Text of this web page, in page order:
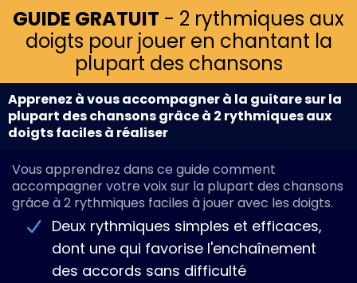
GUIDE GRATUIT - 2 rythmiques aux
doigts pour jouer en chantant la
plupart des chansons
Apprenez à vous accompagner à la guitare sur la
plupart des chansons grâce à 2 rythmiques aux
doigts faciles à réaliser
Vous apprendrez dans ce guide comment
accompagner votre voix sur la plupart des chansons
grâce à 2 rythmiques faciles à jouer avec les doigts.
Deux rythmiques simples et efficaces,
dont une qui favorise l'enchaînement
des accords sans difficulté